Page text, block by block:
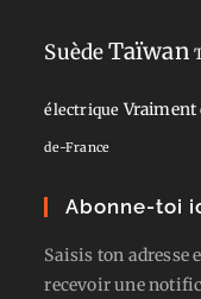
SuèdeTaïwan
électrique Vraiment
de-France
Abonne-toi
Saisis ton adresse
recevoir une